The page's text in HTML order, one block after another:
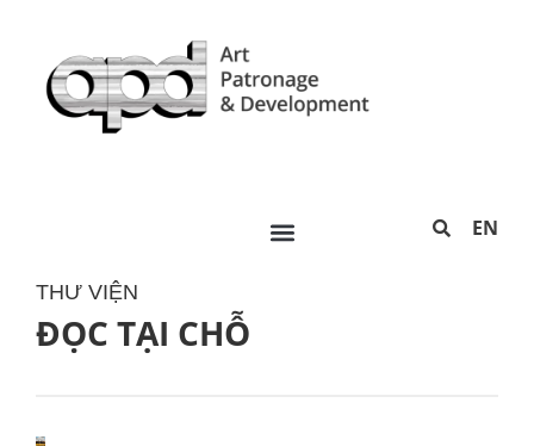
EN
THƯ VIỆN
ĐỌC TẠI CHỖ